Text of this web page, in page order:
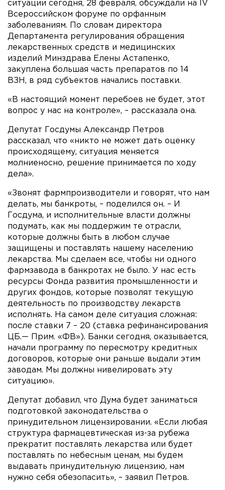
ситуации сегодня, 28 февраля, обсуждали на IV
Всероссийском форуме по орфанным
заболеваниям. По словам директора
Департамента регулирования обращения
лекарственных средств и медицинских
изделий Минздрава Елены Астапенко,
закуплена большая часть препаратов по 14
ВЗН, в ряд субъектов начались поставки.
«В настоящий момент перебоев не будет, этот
вопрос у нас на контроле», – рассказала она.
Депутат Госдумы Александр Петров
рассказал, что «никто не может дать оценку
происходящему, ситуация меняется
молниеносно, решение принимается по ходу
дела».
«Звонят фармпроизводители и говорят, что нам
делать, мы банкроты, – поделился он. – И
Госдума, и исполнительные власти должны
подумать, как мы поддержим те отрасли,
которые должны быть в любом случае
защищены и поставлять нашему населению
лекарства. Мы сделаем все, чтобы ни одного
фармзавода в банкротах не было. У нас есть
ресурсы Фонда развития промышленности и
других фондов, которые позволят текущую
деятельность по производству лекарств
исполнять. На самом деле ситуация сложная:
после ставки 7 – 20 (ставка рефинансирования
ЦБ.— Прим. «ФВ»). Банки сегодня, оказывается,
начали программу по пересмотру кредитных
договоров, которые они раньше выдали этим
заводам. Мы должны нивелировать эту
ситуацию».
Депутат добавил, что Дума будет заниматься
подготовкой законодательства о
принудительном лицензировании. «Если любая
структура фармацевтическая из-за рубежа
прекратит поставлять лекарства или будет
поставлять по небесным ценам, мы будем
выдавать принудительную лицензию, нам
нужно себя обезопасить», – заявил Петров.